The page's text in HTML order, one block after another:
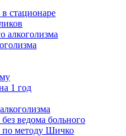
стационаре
алкоголизма
1 год
ведома больного
по методу Шичко